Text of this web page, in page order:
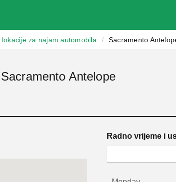
za najam automobila / Sacramento
Antelope
Radno vrijeme i